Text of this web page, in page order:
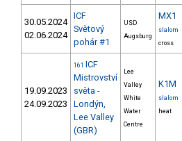
30.05.2024
02.06.2024
ICF
Světový
pohár #1
USD
Augsburg
MX1
slalom
cross
19.09.2023
24.09.2023
161 ICF
Mistrovství
světa -
Londýn,
Lee Valley
(GBR)
Lee
Valley
White
Water
Centre
K1M
slalom
heat